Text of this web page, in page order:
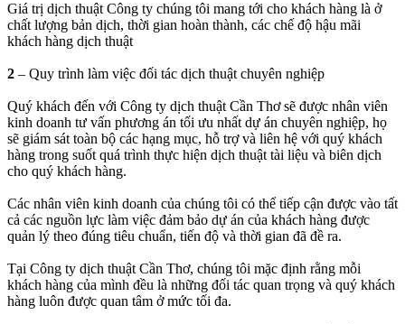
Giá trị dịch thuật Công ty chúng tôi mang tới cho khách hàng là ở
chất lượng bản dịch, thời gian hoàn thành, các chế độ hậu mãi
khách hàng dịch thuật
2 – Quy trình làm việc đối tác dịch thuật chuyên nghiệp
Quý khách đến với Công ty dịch thuật Cần Thơ sẽ được nhân viên
kinh doanh tư vấn phương án tối ưu nhất dự án chuyên nghiệp, họ
sẽ giám sát toàn bộ các hạng mục, hỗ trợ và liên hệ với quý khách
hàng trong suốt quá trình thực hiện dịch thuật tài liệu và biên dịch
cho quý khách hàng.
Các nhân viên kinh doanh của chúng tôi có thể tiếp cận được vào tất
cả các nguồn lực làm việc đảm bảo dự án của khách hàng được
quản lý theo đúng tiêu chuẩn, tiến độ và thời gian đã đề ra.
Tại Công ty dịch thuật Cần Thơ, chúng tôi mặc định rằng mỗi
khách hàng của mình đều là những đối tác quan trọng và quý khách
hàng luôn được quan tâm ở mức tối đa.